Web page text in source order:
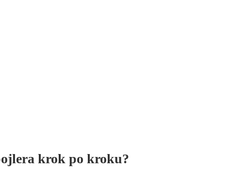
krok po kroku?